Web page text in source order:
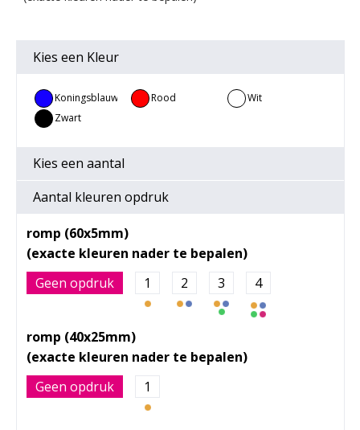
Kies een Kleur
Koningsblauw Rood
Wit
Zwart
Kies een aantal
Aantal kleuren opdruk
romp (60x5mm)
Geen opdruk 1 2 3 4
romp (40x25mm)
Geen opdruk 1